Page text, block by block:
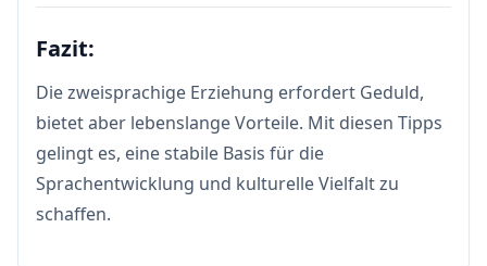
Fazit:
Die zweisprachige Erziehung erfordert Geduld,
bietet aber lebenslange Vorteile. Mit diesen Tipps
gelingt es, eine stabile Basis für die
Sprachentwicklung und kulturelle Vielfalt zu
schaffen.